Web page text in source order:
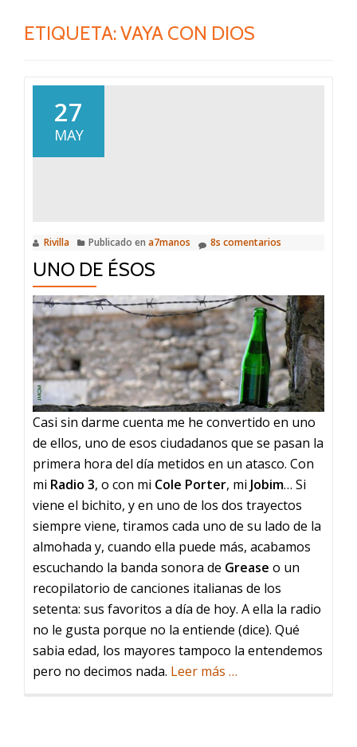
ETIQUETA:VAYA CON DIOS
27
MAY
Rivilla Publicado en a7manos 8s comentarios
UNO DE ÉSOS
Casi sin darme cuenta me he convertido en uno
de ellos, uno de esos ciudadanos que se pasan la
primera hora del día metidos en un atasco. Con
mi Radio 3, o con mi Cole Porter, mi Jobim… Si
viene el bichito, y en uno de los dos trayectos
siempre viene, tiramos cada uno de su lado de la
almohada y, cuando ella puede más, acabamos
escuchando la banda sonora de Grease o un
recopilatorio de canciones italianas de los
setenta: sus favoritos a día de hoy. A ella la radio
no le gusta porque no la entiende (dice). Qué
sabia edad, los mayores tampoco la entendemos
pero no decimos nada. Leer más acerca
…